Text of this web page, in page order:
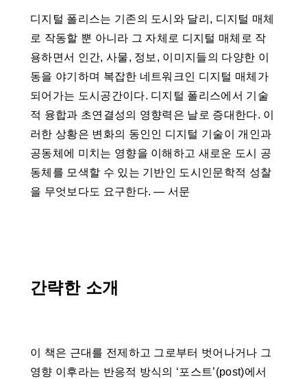
디지털 폴리스는 기존의 도시와 달리, 디지털 매체
로 작동할 뿐 아니라 그 자체로 디지털 매체로 작
용하면서 인간, 사물, 정보, 이미지들의 다양한 이
동을 야기하며 복잡한 네트워크인 디지털 매체가
되어가는 도시공간이다. 디지털 폴리스에서 기술
적 융합과 초연결성의 영향력은 날로 증대한다. 이
러한 상황은 변화의 동인인 디지털 기술이 개인과
공동체에 미치는 영향을 이해하고 새로운 도시 공
동체를 모색할 수 있는 기반인 도시인문학적 성찰
을 무엇보다도 요구한다. ― 서문
간략한 소개
이 책은 근대를 전제하고 그로부터 벗어나거나 그
영향 이후라는 반응적 방식의 ‘포스트’(post)에서